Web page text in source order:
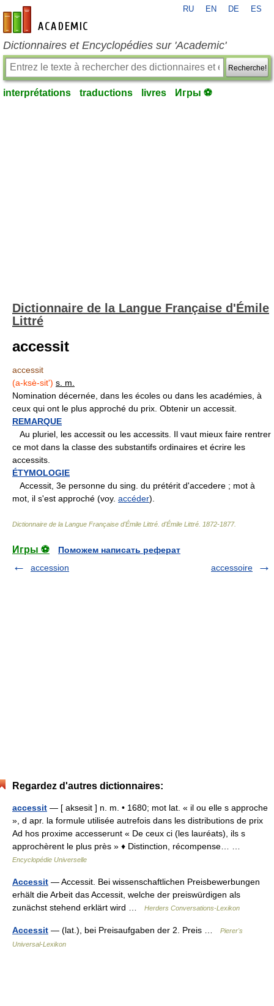
fr-academic.com
RU EN DE ES
Dictionnaires et Encyclopédies sur 'Academic'
Recherche!
interprétations traductions livres Игры ⚽
Dictionnaire de la Langue Française d'Émile
Littré
accessit
accessit
(a-ksè-sit') s. m.
Nomination décernée, dans les écoles ou dans les académies, à
ceux qui ont le plus approché du prix. Obtenir un accessit.
REMARQUE
Au pluriel, les accessit ou les accessits. Il vaut mieux faire rentrer
ce mot dans la classe des substantifs ordinaires et écrire les
accessits.
ÉTYMOLOGIE
Accessit, 3e personne du sing. du prétérit d'accedere ; mot à
mot, il s'est approché (voy. accéder).
Dictionnaire de la Langue Française d'Émile Littré d'Émile Littré 1872-1877.
Игры ⚽
Поможем написать реферат
accession
accessoire
Regardez d'autres dictionnaires:
accessit — [ aksesit ] n. m. • 1680; mot lat. « il ou elle s approche
», d apr. la formule utilisée autrefois dans les distributions de prix
Ad hos proxime accesserunt « De ceux ci (les lauréats), ils s
approchèrent le plus près » ♦ Distinction, récompense… …
Encyclopédie Universelle
Accessit — Accessit. Bei wissenschaftlichen Preisbewerbungen
erhält die Arbeit das Accessit, welche der preiswürdigen als
zunächst stehend erklärt wird …
Herders Conversations-Lexikon
Accessit — (lat.), bei Preisaufgaben der 2. Preis …
Pierer's
Universal-Lexikon